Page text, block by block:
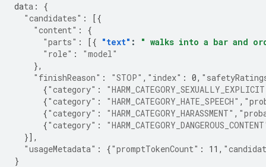
data :
{
"candidates" :
[{
"content" :
{
"parts" : [{ "text" :
" walks into a bar and
"role" :
"model"
},
"finishReason" : "STOP" , "index" : 0,
{"category" :
{"category" : "HARM_CATEGORY_HATE_SPEECH" ,
{"category" : "HARM_CATEGORY_HARASSMENT" ,
{"category" :
}],
"usageMetadata" : {"promptTokenCount" : 11 ,
}